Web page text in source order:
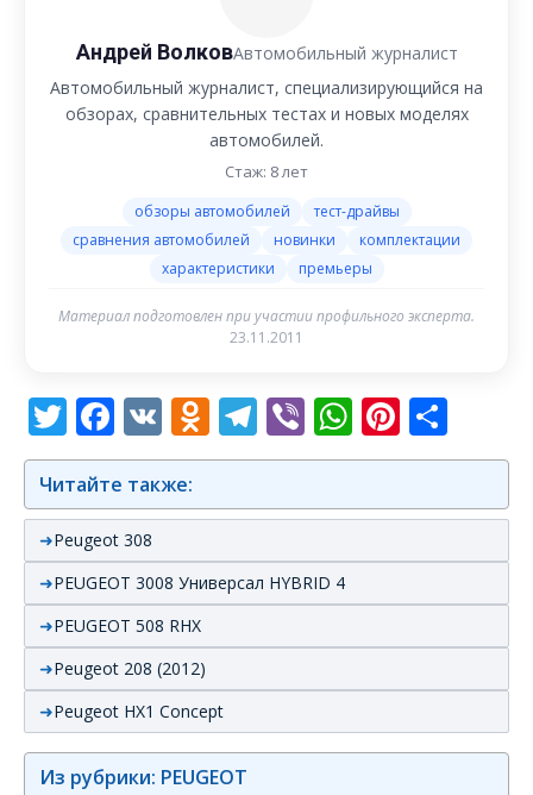
Андрей ВолковАвтомобильный журналист
Автомобильный журналист, специализирующийся на
обзорах, сравнительных тестах и новых моделях
автомобилей.
Стаж: 8 лет
обзоры автомобилей
тест-драйвы
сравнения автомобилей
новинки
комплектации
характеристики
премьеры
Материал подготовлен при участии профильного эксперта.
23.11.2011
Twitter
Facebook
VK Odnoklassniki
Telegram
Viber
Читайте также:
Peugeot 308
PEUGEOT 3008 Универсал HYBRID 4
PEUGEOT 508 RHX
Peugeot 208 (2012)
Peugeot HX1 Concept
Из рубрики: PEUGEOT